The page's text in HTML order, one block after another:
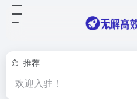
推荐
欢迎入驻！